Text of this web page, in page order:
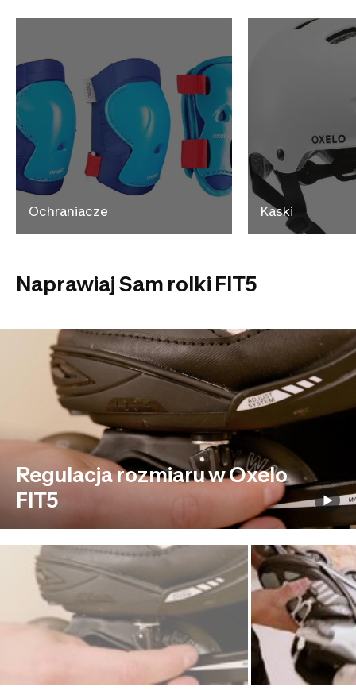
Ochraniacze Kaski
Naprawiaj Sam rolki FIT5
Regulacja rozmiaru w Oxelo
FIT5